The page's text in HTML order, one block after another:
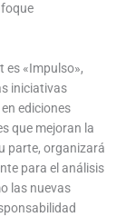
es «Impulso»,
iniciativas
ediciones
que mejoran la
parte, organizará
para el análisis
las nuevas